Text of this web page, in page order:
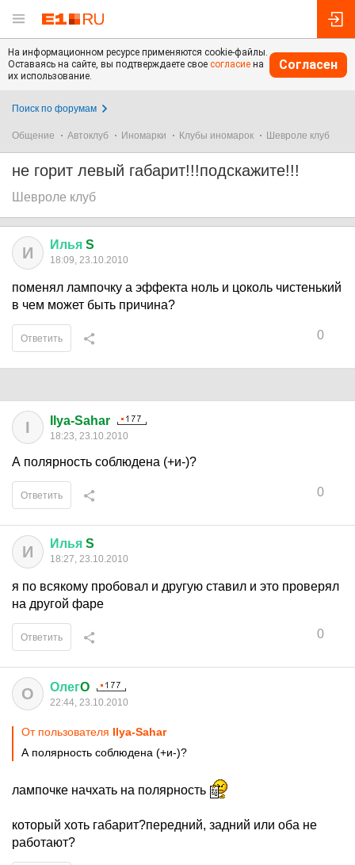
На информационном ресурсе применяются cookie-файлы.
Оставаясь на сайте, вы подтверждаете свое согласие на
их использование.
Согласен
Поиск по форумам
Общение Автоклуб Иномарки Клубы иномарок Шевроле клуб
не горит левый габарит!!!подскажите!!!
Шевроле клуб
И Илья S
18:09, 23.10.2010
поменял лампочку а эффекта ноль и цоколь чистенький
в чем может быть причина?
0
Ответить
I Ilya-Sahar
18:23, 23.10.2010
А полярность соблюдена (+и-)?
0
Ответить
И Илья S
18:27, 23.10.2010
я по всякому пробовал и другую ставил и это проверял
на другой фаре
0
Ответить
О ОлегO
22:44, 23.10.2010
От пользователя Ilya-Sahar
А полярность соблюдена (+и-)?
лампочке начхать на полярность
который хоть габарит?передний, задний или оба не
работают?